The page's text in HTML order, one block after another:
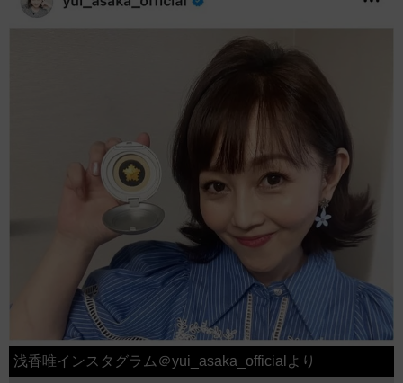
浅香唯インスタグラム＠yui_asaka_officialより